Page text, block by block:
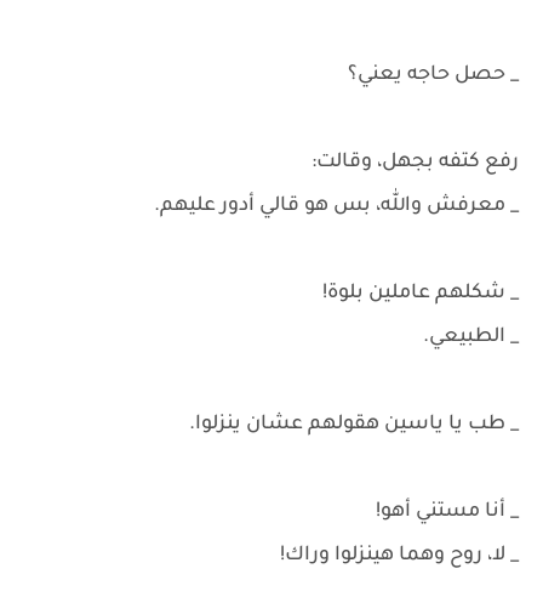
_ حصل حاجه يعني؟
رفع كتفه بجهل، وقالت:
_ معرفش والله، بس هو قالي أدور عليهم.
_ شكلهم عاملين بلوة!
_ الطبيعي.
_ طب يا ياسين هقولهم عشان ينزلوا.
_ أنا مستني أهو!
_ لا، روح وهما هينزلوا وراك!